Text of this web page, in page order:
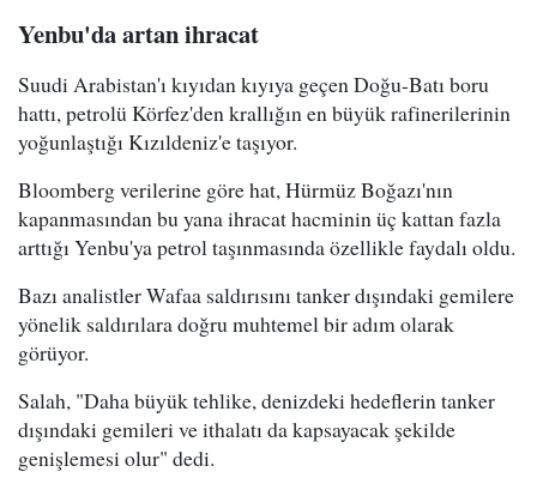
Yenbu'da artan ihracat
Suudi Arabistan'ı kıyıdan kıyıya geçen Doğu-Batı boru
hattı, petrolü Körfez'den krallığın en büyük rafinerilerinin
yoğunlaştığı Kızıldeniz'e taşıyor.
Bloomberg verilerine göre hat, Hürmüz Boğazı'nın
kapanmasından bu yana ihracat hacminin üç kattan fazla
arttığı Yenbu'ya petrol taşınmasında özellikle faydalı oldu.
Bazı analistler Wafaa saldırısını tanker dışındaki gemilere
yönelik saldırılara doğru muhtemel bir adım olarak
görüyor.
Salah, "Daha büyük tehlike, denizdeki hedeflerin tanker
dışındaki gemileri ve ithalatı da kapsayacak şekilde
genişlemesi olur" dedi.